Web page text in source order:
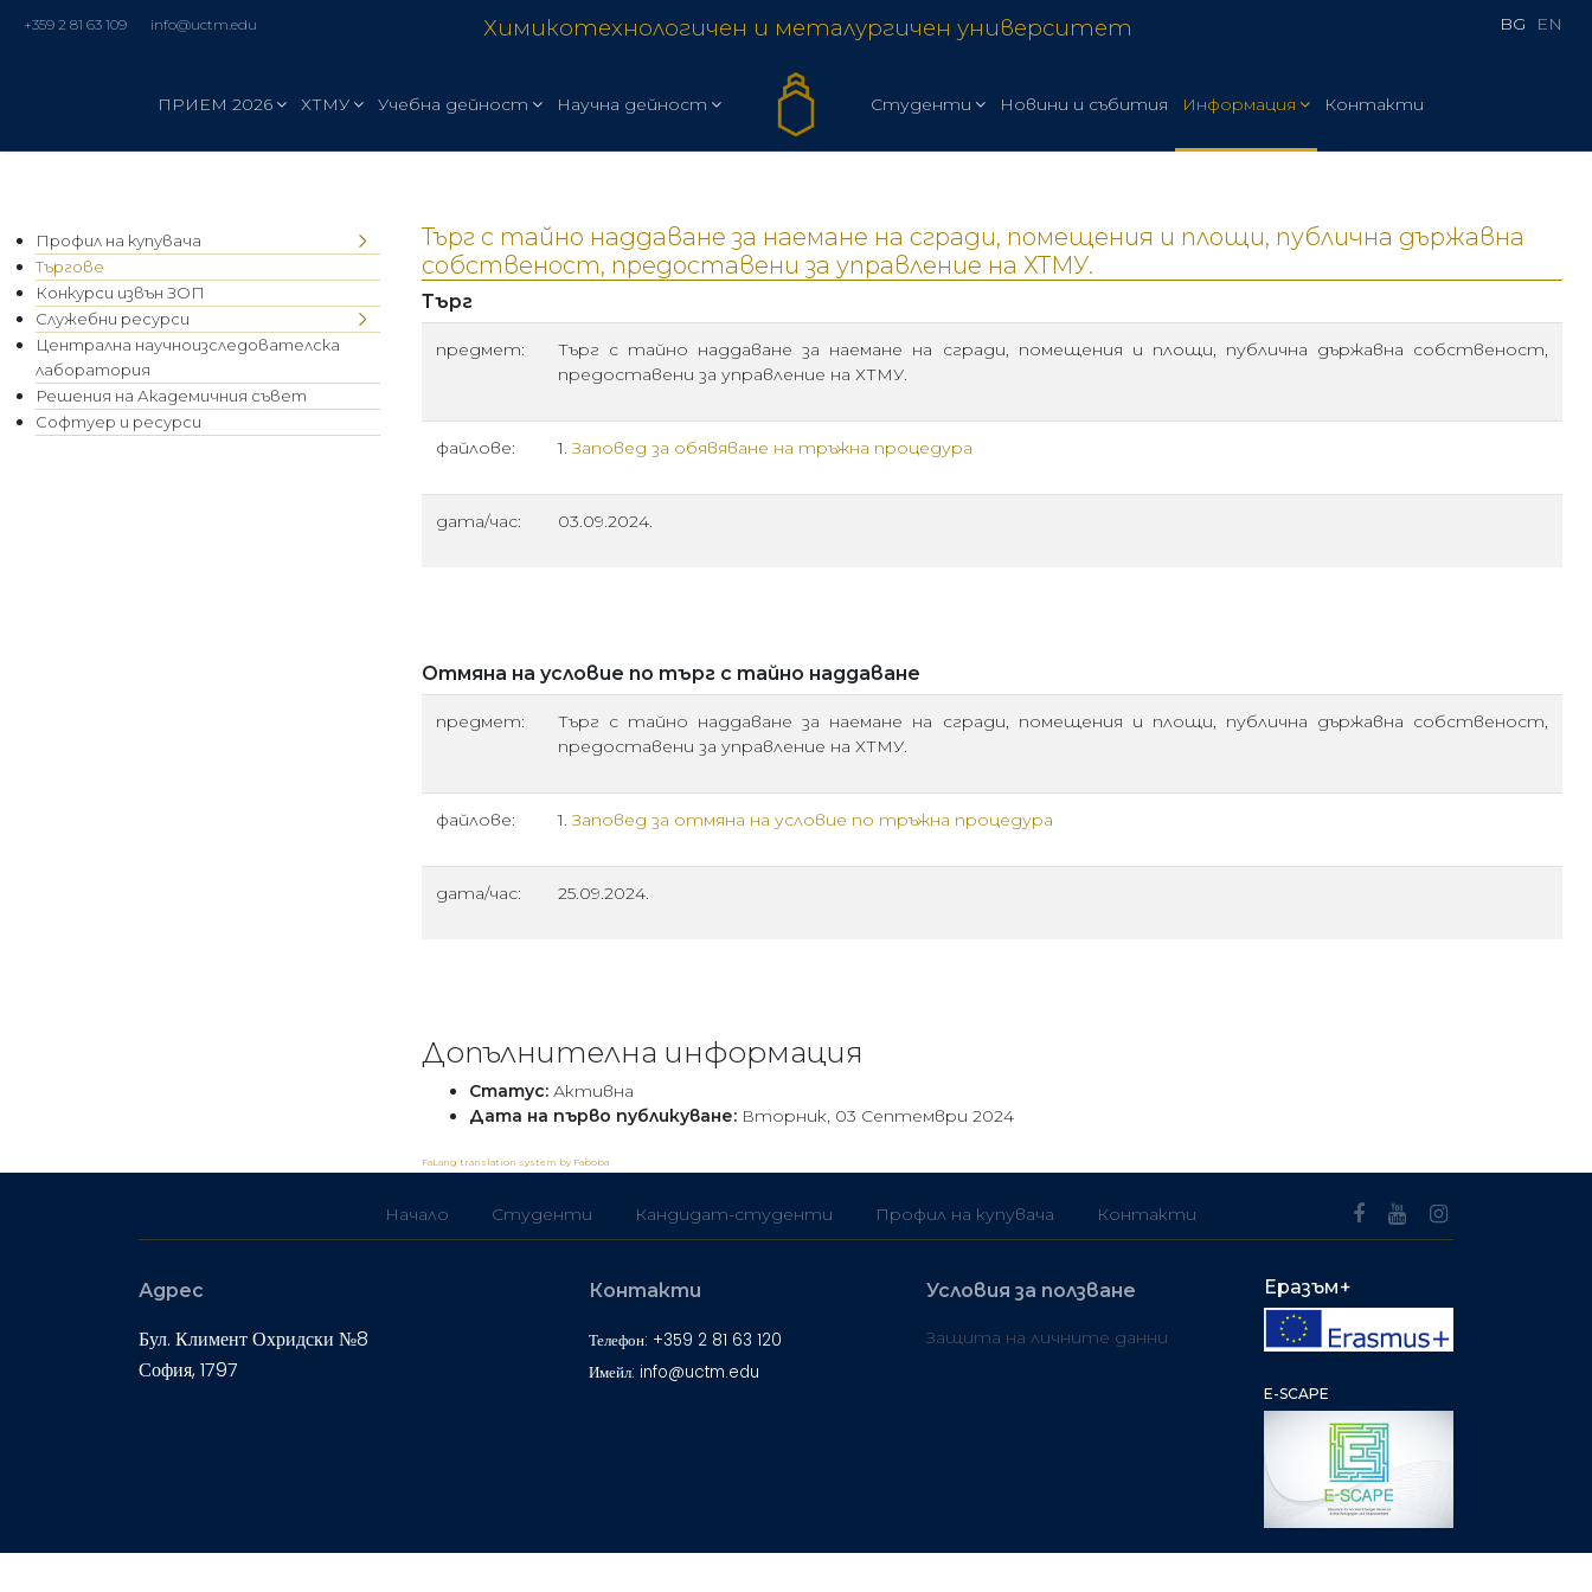
+359 2 81 63 109 info@uctm.edu Химикотехнологичен и металургичен университет BG EN
ПРИЕМ 2026 ХТМУ Учебна дейност Научна дейност Студенти Новини и събития Информация Контакти
Профил на купувача
Търгове
Конкурси извън ЗОП
Служебни ресурси
Централна научноизследователска
лаборатория
Решения на Академичния съвет
Софтуер и ресурси
Търг с тайно наддаване за наемане на сгради, помещения и площи, публична държавна
собственост, предоставени за управление на ХТМУ.
Търг
предмет:
Търг с тайно наддаване за наемане на сгради, помещения и площи, публична държавна собственост,
предоставени за управление на ХТМУ.
файлове: 1.Заповед за обявяване на тръжна процедура
дата/час: 03.09.2024.
Отмяна на условие по търг с тайно наддаване
предмет:
Търг с тайно наддаване за наемане на сгради, помещения и площи, публична държавна собственост,
предоставени за управление на ХТМУ.
файлове: 1.Заповед за отмяна на условие по тръжна процедура
дата/час: 25.09.2024.
Допълнителна информация
Статус: Активна
Дата на първо публикуване: Вторник, 03 Септември 2024
FaLang translation system by Faboba
Начало Студенти Кандидат-студенти Профил на купувача Контакти
Адрес
Бул. Климент Охридски №8
София, 1797
Контакти
Телефон: +359 2 81 63 120
Имейл: info@uctm.edu
Условия за ползване
Защита на личните данни
Еразъм+
E-SCAPE